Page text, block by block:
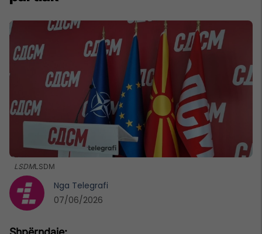
LSDMLSDM
Nga Telegrafi
07/06/2026